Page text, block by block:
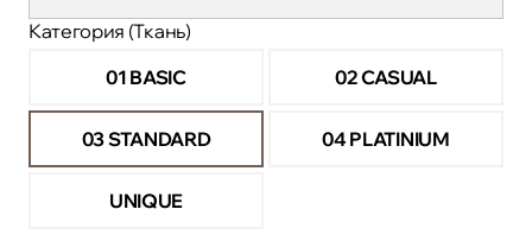
Категория (Ткань)
01 BASIC
02 CASUAL
03 STANDARD 04 PLATINIUM
UNIQUE